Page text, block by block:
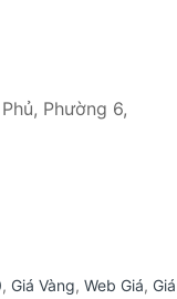
Phường 6,
, Giá Vàng, Web Giá, Giá